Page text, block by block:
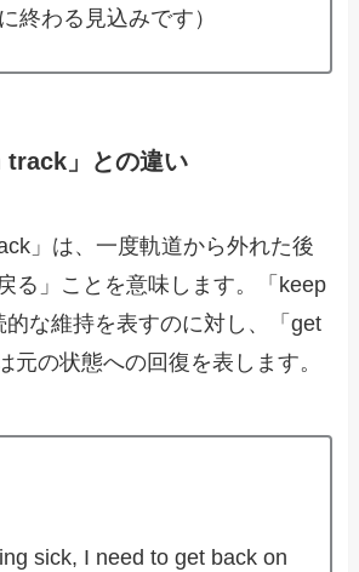
終わる見込みです）
track」との違い
」は、一度軌道から外れた後
る」ことを意味します。「keep
な維持を表すのに対し、「get
元の状態への回復を表します。
sick, I need to get back on